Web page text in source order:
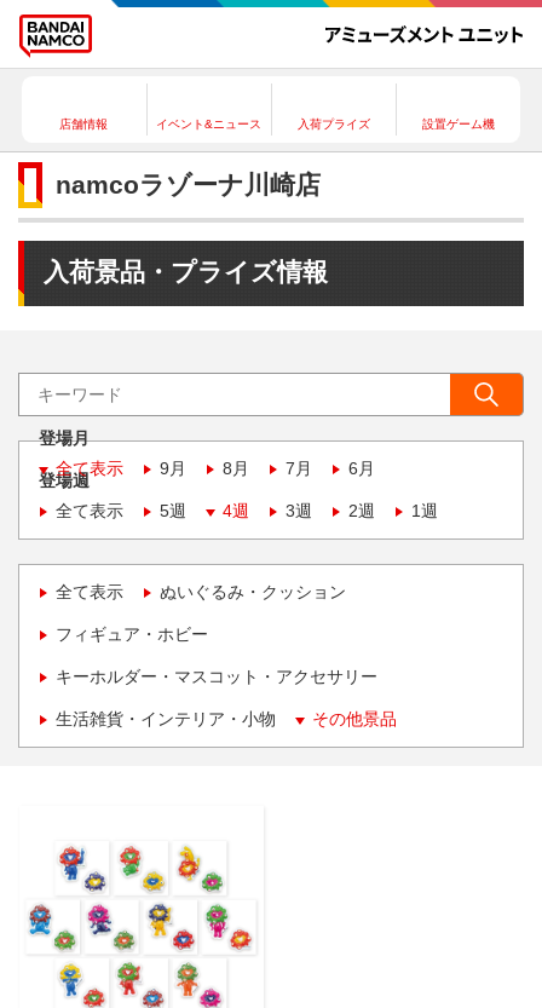
店舗情報 イベント&ニュース 入荷プライズ 設置ゲーム機
namcoラゾーナ川崎店
入荷景品・プライズ情報
登場月
全て表示
9月 8月 7月 6月
登場週
全て表示
5週 4週 3週 2週 1週
全て表示 ぬいぐるみ・クッション
フィギュア・ホビー
キーホルダー・マスコット・アクセサリー
生活雑貨・インテリア・小物 その他景品